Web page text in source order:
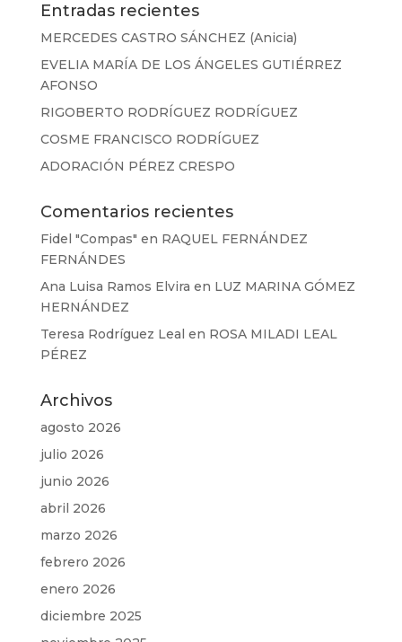
Entradas recientes
MERCEDES CASTRO SÁNCHEZ (Anicia)
EVELIA MARÍA DE LOS ÁNGELES GUTIÉRREZ
AFONSO
RIGOBERTO RODRÍGUEZ RODRÍGUEZ
COSME FRANCISCO RODRÍGUEZ
ADORACIÓN PÉREZ CRESPO
Comentarios recientes
Fidel "Compas" en RAQUEL FERNÁNDEZ
FERNÁNDES
Ana Luisa Ramos Elvira en LUZ MARINA GÓMEZ
HERNÁNDEZ
Teresa Rodríguez Leal en ROSA MILADI LEAL
PÉREZ
Archivos
agosto 2026
julio 2026
junio 2026
abril 2026
marzo 2026
febrero 2026
enero 2026
diciembre 2025